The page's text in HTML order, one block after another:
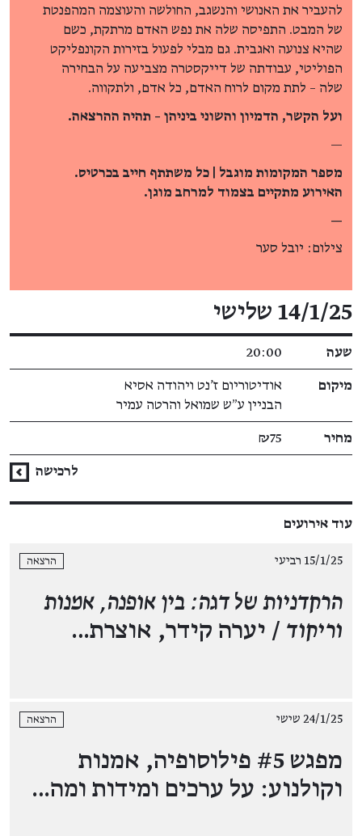
להעביר את האנושי והנשגב, החולשה והעוצמה המהפנטת
של המבט. התפיסה שלה את נפש האדם מרתקת, כשם
שהיא צנועה ואגבית. גם מבלי לפעול בזירות הקונפליקט
הפוליטי, עבודתה של דייקסטרה מצביעה על הבחירה
שלה – לתת מקום לרוח האדם, כל אדם, ולתקווה.
ועל הקשר, הדמיון והשוני ביניהן – תהיה ההרצאה.
—
מספר המקומות מוגבל | כל משתתף חייב בכרטיס.
האירוע מתקיים בצמוד למרחב מוגן.
—
צילום: יובל סער
פרטי האירוע
14/1/25 שלישי
שעה 20:00
מיקום
אודיטוריום ז'נט ויהודה אסיא
הבניין ע״ש שמואל והרטה עמיר
מחיר ₪75
לרכישה
עוד אירועים
15/1/25 רביעי הרצאה
הרקדניות של דגה: בין אופנה, אמנות
וריקוד / יערה קידר, אוצרת…
24/1/25 שישי הרצאה
מפגש #5 פילוסופיה, אמנות
וקולנוע: על ערכים ומידות ומה…